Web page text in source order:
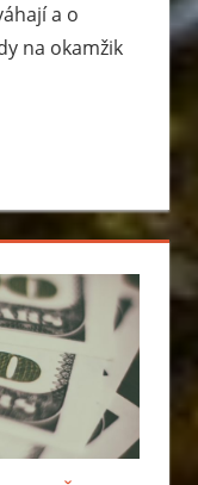
a o
na okamžik